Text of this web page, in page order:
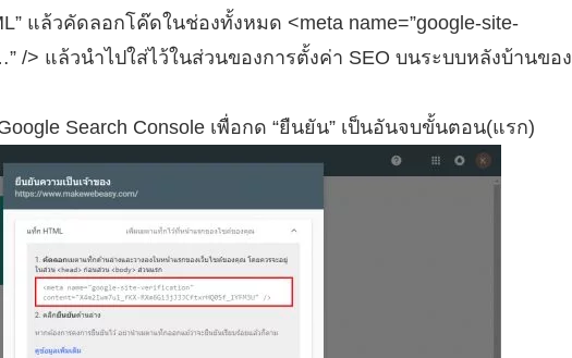
แล้วคัดลอกโค๊ดในช่องทั้งหมด <meta name=”google-site-
/> แล้วนำไปใส่ไว้ในส่วนของการตั้งค่า SEO บนระบบหลังบ้านของ
Search Console เพื่อกด “ยืนยัน” เป็นอันจบขั้นตอน(แรก)